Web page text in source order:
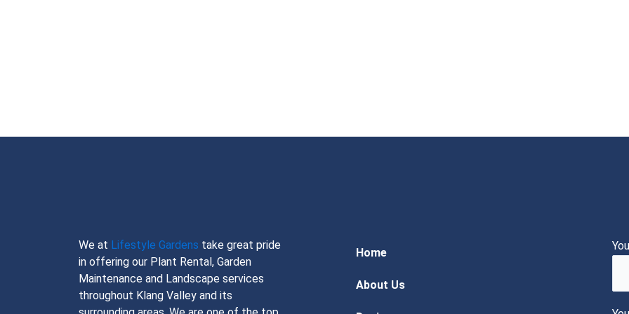
We at Lifestyle Gardens take great pride
in offering our Plant Rental, Garden
Maintenance and Landscape services
throughout Klang Valley and its
Home
About Us